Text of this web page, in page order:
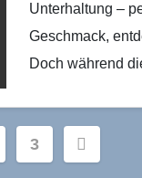
Unterhaltung –
Geschmack,
Doch während
3